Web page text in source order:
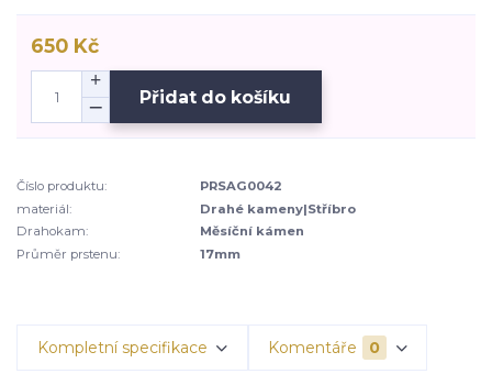
650 Kč
Přidat do košíku
Číslo produktu:
PRSAG0042
materiál:
Drahé kameny|Stříbro
Drahokam:
Měsíční kámen
Průměr prstenu:
17mm
Kompletní specifikace Komentáře 0